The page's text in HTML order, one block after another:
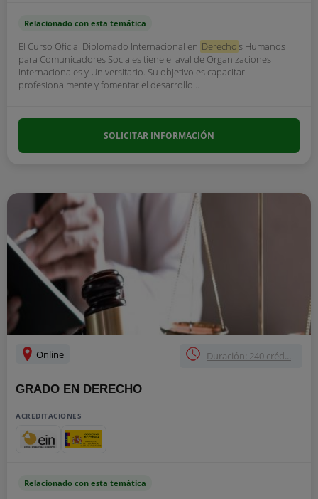
Relacionado con esta temática
El Curso Oficial Diplomado Internacional en Derechos Humanos
para Comunicadores Sociales tiene el aval de Organizaciones
Internacionales y Universitario. Su objetivo es capacitar
profesionalmente y fomentar el desarrollo...
SOLICITAR INFORMACIÓN
Online Duración: 240 créd...
GRADO EN DERECHO
ACREDITACIONES
Relacionado con esta temática